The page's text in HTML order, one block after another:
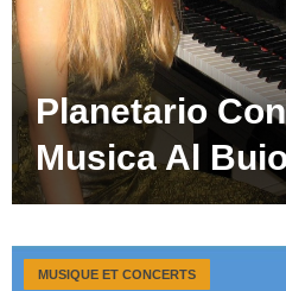
Planetario
Musica Al
MUSIQUE ET CONCERTS